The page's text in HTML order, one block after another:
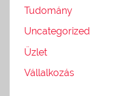
Tudomány
Uncategorized
Üzlet
Vállalkozás